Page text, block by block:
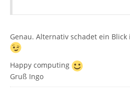
Genau. Alternativ schadet ein
Happy computing
Gruß Ingo